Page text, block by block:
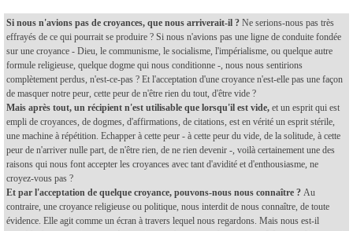
Si nous n'avions pas de croyances, que nous arriverait-il ? Ne serions-nous pas très
effrayés de ce qui pourrait se produire ? Si nous n'avions pas une ligne de conduite fondée
sur une croyance - Dieu, le communisme, le socialisme, l'impérialisme, ou quelque autre
formule religieuse, quelque dogme qui nous conditionne -, nous nous sentirions
complètement perdus, n'est-ce-pas ? Et l'acceptation d'une croyance n'est-elle pas une façon
de masquer notre peur, cette peur de n'être rien du tout, d'être vide ?
Mais après tout, un récipient n'est utilisable que lorsqu'il est vide, et un esprit qui est
empli de croyances, de dogmes, d'affirmations, de citations, est en vérité un esprit stérile,
une machine à répétition. Echapper à cette peur - à cette peur du vide, de la solitude, à cette
peur de n'arriver nulle part, de n'être rien, de ne rien devenir -, voilà certainement une des
raisons qui nous font accepter les croyances avec tant d'avidité et d'enthousiasme, ne
croyez-vous pas ?
Et par l'acceptation de quelque croyance, pouvons-nous nous connaître ? Au
contraire, une croyance religieuse ou politique, nous interdit de nous connaître, de toute
évidence. Elle agit comme un écran à travers lequel nous regardons. Mais nous est-il